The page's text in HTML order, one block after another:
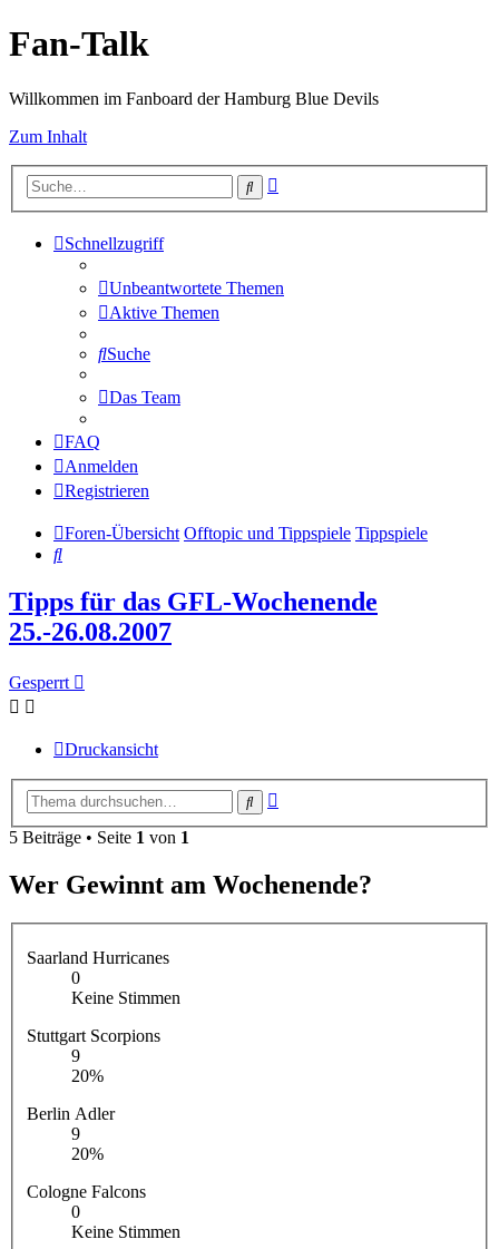
Fan-Talk
Willkommen im Fanboard der Hamburg Blue Devils
Zum Inhalt
Suche
Schnellzugriff
Unbeantwortete Themen
Aktive Themen
Suche
Das Team
FAQ
Anmelden
Registrieren
Foren-Übersicht Offtopic und Tippspiele Tippspiele
Suche
Tipps für das GFL-Wochenende
25.-26.08.2007
Gesperrt
Druckansicht
Suche
5 Beiträge • Seite 1 von 1
Wer Gewinnt am Wochenende?
Saarland Hurricanes
0
Keine Stimmen
Stuttgart Scorpions
9
20%
Berlin Adler
9
20%
Cologne Falcons
0
Keine Stimmen